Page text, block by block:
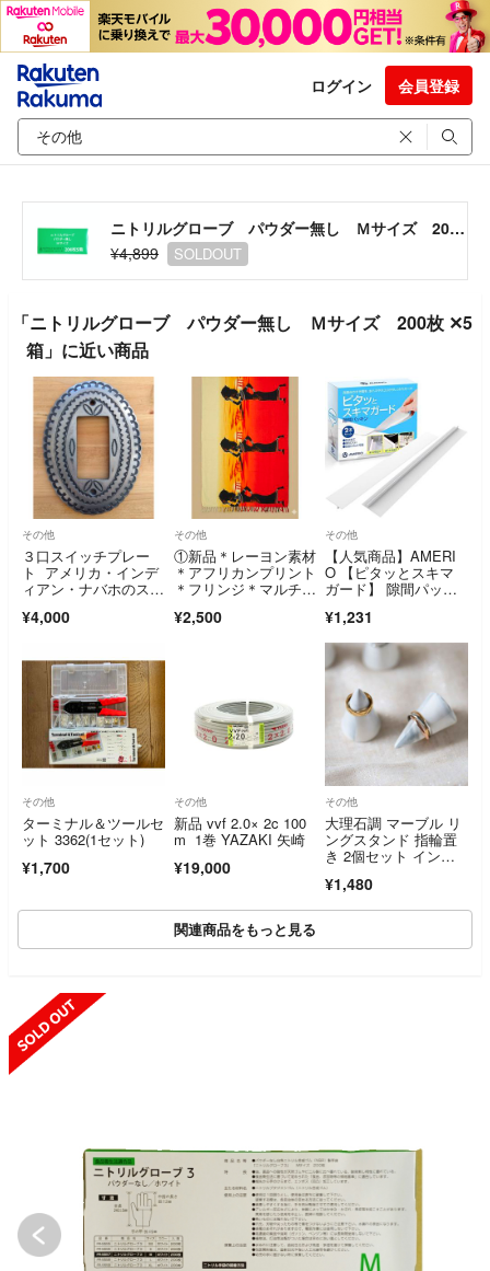
ログイン 会員登録
ニトリルグローブ パウダー無し Ｍサイズ 200枚 ✕5箱
¥4,899
SOLDOUT
「ニトリルグローブ パウダー無し Ｍサイズ 200枚 ✕5
箱」に近い商品
その他
３口スイッチプレー
ト アメリカ・インデ
ィアン・ナバホのスタ
¥4,000
その他
①新品＊レーヨン素材
＊アフリカンプリント
＊フリンジ＊マルチク
¥2,500
その他
【人気商品】AMERI
O 【ピタッとスキマ
ガード】 隙間パッキ
¥1,231
その他
ターミナル＆ツールセ
ット 3362(1セット)
¥1,700
その他
新品 vvf 2.0× 2c 100
m 1巻 YAZAKI 矢崎
¥19,000
その他
大理石調 マーブル リ
ングスタンド 指輪置
き 2個セット インテ
¥1,480
関連商品をもっと見る